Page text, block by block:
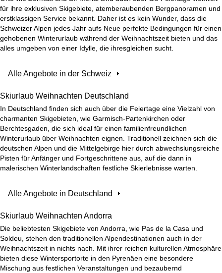
für ihre exklusiven Skigebiete, atemberaubenden Bergpanoramen und
erstklassigen Service bekannt. Daher ist es kein Wunder, dass die
Schweizer Alpen jedes Jahr aufs Neue perfekte Bedingungen für einen
gehobenen Winterurlaub während der Weihnachtszeit bieten und das
alles umgeben von einer Idylle, die ihresgleichen sucht.
Alle Angebote in der Schweiz
Skiurlaub Weihnachten Deutschland
In Deutschland finden sich auch über die Feiertage eine Vielzahl von
charmanten Skigebieten, wie Garmisch-Partenkirchen oder
Berchtesgaden, die sich ideal für einen familienfreundlichen
Winterurlaub über Weihnachten eignen. Traditionell zeichnen sich die
deutschen Alpen und die Mittelgebirge hier durch abwechslungsreiche
Pisten für Anfänger und Fortgeschrittene aus, auf die dann in
malerischen Winterlandschaften festliche Skierlebnisse warten.
Alle Angebote in Deutschland
Skiurlaub Weihnachten Andorra
Die beliebtesten Skigebiete von Andorra, wie Pas de la Casa und
Soldeu, stehen den traditionellen Alpendestinationen auch in der
Weihnachtszeit in nichts nach. Mit ihrer reichen kulturellen Atmosphäre
bieten diese Wintersportorte in den Pyrenäen eine besondere
Mischung aus festlichen Veranstaltungen und bezaubernd